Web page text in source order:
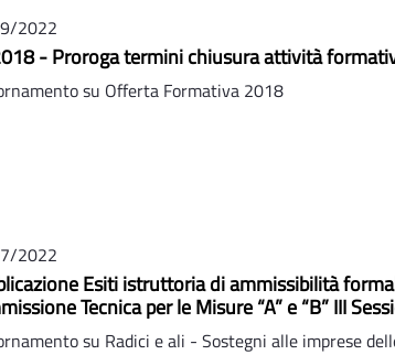
2022
- Proroga termini chiusura attività
su Offerta Formativa 2018
2022
Esiti istruttoria di ammissibilità
Tecnica per le Misure “A” e “B” III
su Radici e ali - Sostegni alle imprese